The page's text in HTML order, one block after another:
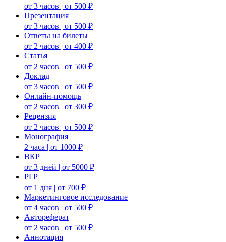
от 3 часов | от 500 ₽
Презентация
от 3 часов | от 500 ₽
Ответы на билеты
от 2 часов | от 400 ₽
Статья
от 2 часов | от 500 ₽
Доклад
от 3 часов | от 500 ₽
Онлайн-помощь
от 2 часов | от 300 ₽
Рецензия
от 2 часов | от 500 ₽
Монография
2 часа | от 1000 ₽
ВКР
от 3 дней | от 5000 ₽
РГР
от 1 дня | от 700 ₽
Маркетинговое исследование
от 4 часов | от 500 ₽
Автореферат
от 2 часов | от 500 ₽
Аннотация